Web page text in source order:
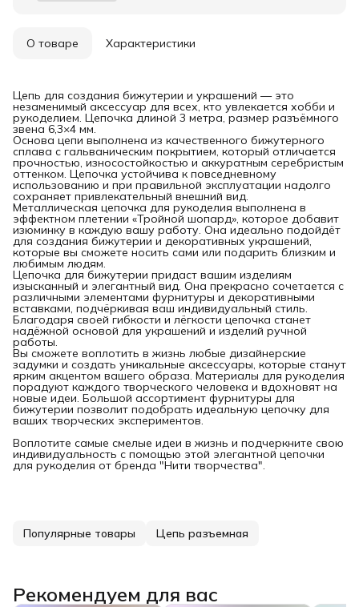
О товаре Характеристики
Цепь для создания бижутерии и украшений — это
незаменимый аксессуар для всех, кто увлекается хобби и
рукоделием. Цепочка длиной 3 метра, размер разъёмного
звена 6,3×4 мм.
Основа цепи выполнена из качественного бижутерного
сплава с гальваническим покрытием, который отличается
прочностью, износостойкостью и аккуратным серебристым
оттенком. Цепочка устойчива к повседневному
использованию и при правильной эксплуатации надолго
сохраняет привлекательный внешний вид.
Металлическая цепочка для рукоделия выполнена в
эффектном плетении «Тройной шопард», которое добавит
изюминку в каждую вашу работу. Она идеально подойдёт
для создания бижутерии и декоративных украшений,
которые вы сможете носить сами или подарить близким и
любимым людям.
Цепочка для бижутерии придаст вашим изделиям
изысканный и элегантный вид. Она прекрасно сочетается с
различными элементами фурнитуры и декоративными
вставками, подчёркивая ваш индивидуальный стиль.
Благодаря своей гибкости и лёгкости цепочка станет
надёжной основой для украшений и изделий ручной
работы.
Вы сможете воплотить в жизнь любые дизайнерские
задумки и создать уникальные аксессуары, которые станут
ярким акцентом вашего образа. Материалы для рукоделия
порадуют каждого творческого человека и вдохновят на
новые идеи. Большой ассортимент фурнитуры для
бижутерии позволит подобрать идеальную цепочку для
ваших творческих экспериментов.
Воплотите самые смелые идеи в жизнь и подчеркните свою
индивидуальность с помощью этой элегантной цепочки
для рукоделия от бренда "Нити творчества".
Популярные товары Цепь разъемная
Рекомендуем для вас